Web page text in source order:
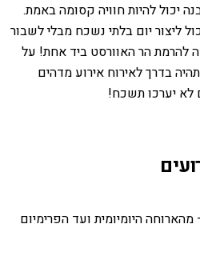
יכול להיות חוויה קסומה באמת.
ליצור יום בלתי נשכח מבלי לשבור
להרמת הר האוורסט ביד אחת! על
בדרך לאירוח אירוע מדהים
לא יערכו תשכח!
מהארוחה היומיומית ועד הפרימיום